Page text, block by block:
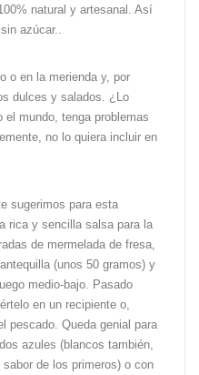
natural y artesanal . Así
azúcar..
o en la merienda y, por
dulces y salados. ¿Lo
el mundo, tenga problemas
no lo quiera incluir en
sugerimos para esta
rica y sencilla salsa para la
de mermelada de fresa,
(unos 50 gramos) y
medio-bajo. Pasado
en un recipiente o,
pescado. Queda genial para
azules (blancos también,
de los primeros) o con